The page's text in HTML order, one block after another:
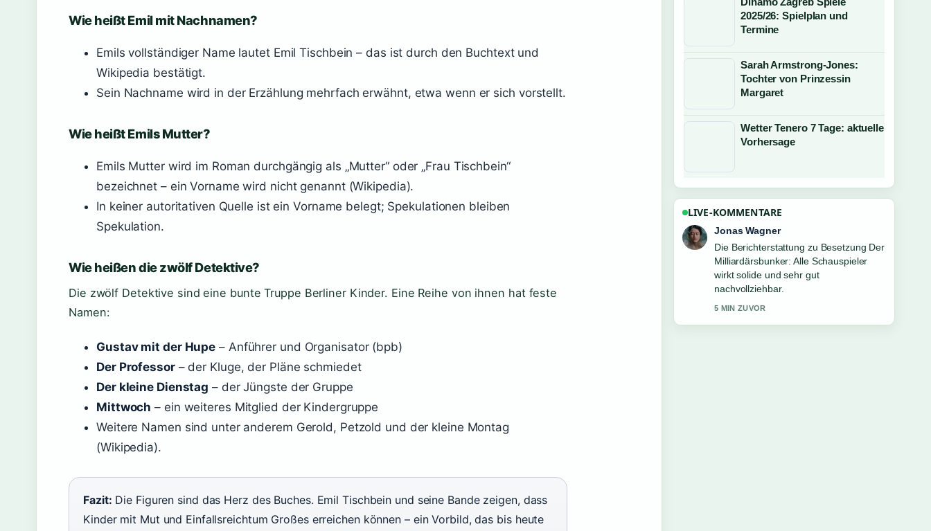
Wie heißt Emil mit Nachnamen?
Emils vollständiger Name lautet Emil Tischbein – das ist durch den Buchtext und
Wikipedia bestätigt.
Sein Nachname wird in der Erzählung mehrfach erwähnt, etwa wenn er sich vorstellt.
Wie heißt Emils Mutter?
Emils Mutter wird im Roman durchgängig als „Mutter“ oder „Frau Tischbein“
bezeichnet – ein Vorname wird nicht genannt (Wikipedia).
In keiner autoritativen Quelle ist ein Vorname belegt; Spekulationen bleiben
Spekulation.
Wie heißen die zwölf Detektive?
Die zwölf Detektive sind eine bunte Truppe Berliner Kinder. Eine Reihe von ihnen hat feste
Namen:
Gustav mit der Hupe – Anführer und Organisator (bpb)
Der Professor– der Kluge, der Pläne schmiedet
Der kleine Dienstag – der Jüngste der Gruppe
Mittwoch – ein weiteres Mitglied der Kindergruppe
Weitere Namen sind unter anderem Gerold, Petzold und der kleine Montag
(Wikipedia).
Fazit: Die Figuren sind das Herz des Buches. Emil Tischbein und seine Bande zeigen, dass
Kinder mit Mut und Einfallsreichtum Großes erreichen können – ein Vorbild, das bis heute
2025/26: Spielplan und
Termine
Sarah Armstrong-Jones:
Tochter von Prinzessin
Margaret
Wetter Tenero 7 Tage: aktuelle
Vorhersage
LIVE-KOMMENTARE
Lena Schmidt
Gute Verifikationsarbeit zu Die
reichsten Menschen der Welt 2025:
Top.... Mehr Medien sollten so
schreiben.
7 MIN ZUVOR